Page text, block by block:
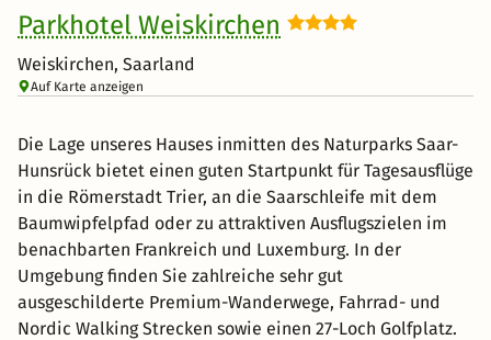
Parkhotel Weiskirchen
Weiskirchen, Saarland
Auf Karte anzeigen
Die Lage unseres Hauses inmitten des Naturparks Saar-
Hunsrück bietet einen guten Startpunkt für Tagesausflüge
in die Römerstadt Trier, an die Saarschleife mit dem
Baumwipfelpfad oder zu attraktiven Ausflugszielen im
benachbarten Frankreich und Luxemburg. In der
Umgebung finden Sie zahlreiche sehr gut
ausgeschilderte Premium-Wanderwege, Fahrrad- und
Nordic Walking Strecken sowie einen 27-Loch Golfplatz.